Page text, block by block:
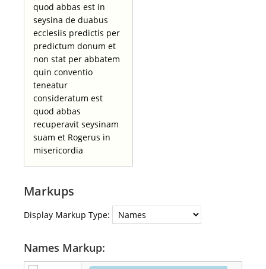
quod abbas est in
seysina de duabus
ecclesiis predictis per
predictum donum et
non stat per abbatem
quin conventio
teneatur
consideratum est
quod abbas
recuperavit seysinam
suam et Rogerus in
misericordia
Markups
Display Markup Type:
Names Markup: